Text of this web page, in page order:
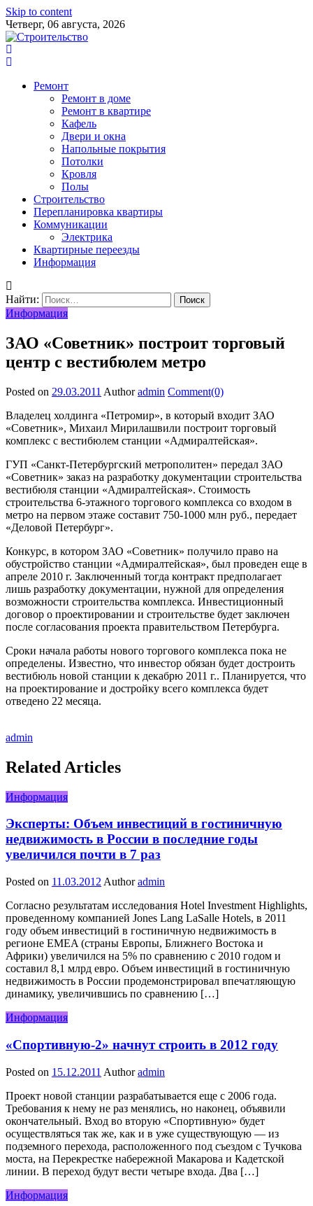
Skip to content
Четверг, 06 августа, 2026
Ремонт
Ремонт в доме
Ремонт в квартире
Кафель
Двери и окна
Напольные покрытия
Потолки
Кровля
Полы
Строительство
Перепланировка квартиры
Коммуникации
Электрика
Квартирные переезды
Информация
Найти:
Информация
ЗАО «Советник» построит торговый
центр с вестибюлем метро
Posted on 29.03.2011 Author admin Comment(0)
Владелец холдинга «Петромир», в который входит ЗАО
«Советник», Михаил Мирилашвили построит торговый
комплекс с вестибюлем станции «Адмиралтейская».
ГУП «Санкт-Петербургский метрополитен» передал ЗАО
«Советник» заказ на разработку документации строительства
вестибюля станции «Адмиралтейская». Стоимость
строительства 6-этажного торгового комплекса со входом в
метро на первом этаже составит 750-1000 млн руб., передает
«Деловой Петербург».
Конкурс, в котором ЗАО «Советник» получило право на
обустройство станции «Адмиралтейская», был проведен еще в
апреле 2010 г. Заключенный тогда контракт предполагает
лишь разработку документации, нужной для определения
возможности строительства комплекса. Инвестиционный
договор о проектировании и строительстве будет заключен
после согласования проекта правительством Петербурга.
Сроки начала работы нового торгового комплекса пока не
определены. Известно, что инвестор обязан будет достроить
вестибюль новой станции к декабрю 2011 г.. Планируется, что
на проектирование и достройку всего комплекса будет
отведено 22 месяца.
admin
Related Articles
Информация
Эксперты: Объем инвестиций в гостиничную
недвижимость в России в последние годы
увеличился почти в 7 раз
Posted on 11.03.2012 Author admin
Согласно результатам исследования Hotel Investment Highlights,
проведенному компанией Jones Lang LaSalle Hotels, в 2011
году объем инвестиций в гостиничную недвижимость в
регионе EMEA (страны Европы, Ближнего Востока и
Африки) увеличился на 5% по сравнению с 2010 годом и
составил 8,1 млрд евро. Объем инвестиций в гостиничную
недвижимость в России продемонстрировал впечатляющую
динамику, увеличившись по сравнению […]
Информация
«Спортивную-2» начнут строить в 2012 году
Posted on 15.12.2011 Author admin
Проект новой станции разрабатывается еще с 2006 года.
Требования к нему не раз менялись, но наконец, объявили
окончательный. Вход во вторую «Спортивную» будет
осуществляться так же, как и в уже существующую — из
подземного перехода, расположенного под съездом с Тучкова
моста, на Перекрестке набережной Макарова и Кадетской
линии. В переход будут вести четыре входа. Два […]
Информация